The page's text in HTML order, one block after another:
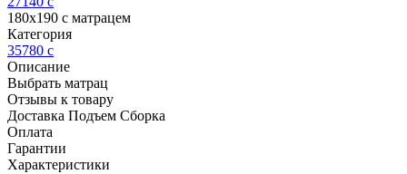
180х190 с матрацем
Категория
35780 c
Описание
Выбрать матрац
Отзывы к товару
Доставка Подъем Сборка
Оплата
Гарантии
Характеристики